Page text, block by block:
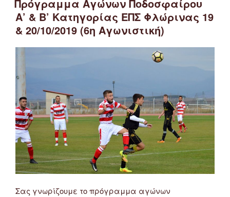
&
Κατηγορίας
ΕΠΣ
Φλώρινας
2/2/2020
(16η
Αγωνιστική)”
Πρόγραμμα Αγώνων Ποδοσφαίρου
Α’ & Β’ Κατηγορίας ΕΠΣ Φλώρινας 19
& 20/10/2019 (6η Αγωνιστική)
Σας γνωρίζουμε το πρόγραμμα αγώνων